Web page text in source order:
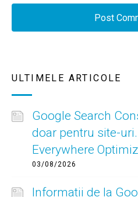
ULTIMELE ARTICOLE
Google Search
doar pentru site-
Everywhere
03/08/2026
Informatii de la